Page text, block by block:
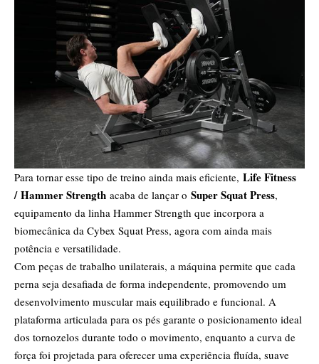
Para tornar esse tipo de treino ainda mais eficiente, Life Fitness
/Hammer Strength acaba de lançar o Super Squat Press,
equipamento da linha Hammer Strength que incorpora a
biomecânica da Cybex Squat Press, agora com ainda mais
potência e versatilidade.
Com peças de trabalho unilaterais, a máquina permite que cada
perna seja desafiada de forma independente, promovendo um
desenvolvimento muscular mais equilibrado e funcional. A
plataforma articulada para os pés garante o posicionamento ideal
dos tornozelos durante todo o movimento, enquanto a curva de
força foi projetada para oferecer uma experiência fluída, suave